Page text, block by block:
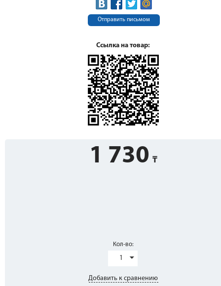
Отправить письмом
Ссылка на товар:
1 730
Кол-во:
1
Добавить к сравнению